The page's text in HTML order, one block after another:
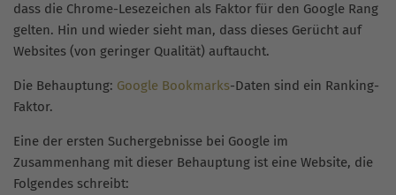
dass die Chrome-Lesezeichen als Faktor für den Google Rang
gelten. Hin und wieder sieht man, dass dieses Gerücht auf
Websites (von geringer Qualität) auftaucht.
Die Behauptung: Google Bookmarks-Daten sind ein Ranking-
Faktor.
Eine der ersten Suchergebnisse bei Google im
Zusammenhang mit dieser Behauptung ist eine Website, die
Folgendes schreibt: